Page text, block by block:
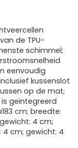
de TPU-
schimmel;
eenvoudig
kussenslot
op de mat;
geïntegreerd
cm; breedte:
4 cm;
cm; gewicht: 4